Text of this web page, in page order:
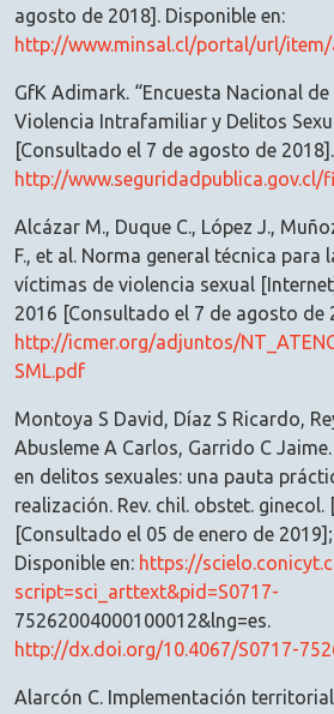
agosto de 2018]. Disponible en:
http://www.minsal.cl/portal/url/item/
GfK Adimark. “Encuesta Nacional
Violencia Intrafamiliar y Delitos
[Consultado el 7 de agosto de
http://www.seguridadpublica.gov.cl/filesapp/
Alcázar M., Duque C., López J.,
F., et al. Norma general técnica para
víctimas de violencia sexual
2016 [Consultado el 7 de agosto de
http://icmer.org/adjuntos/
SML.pdf
Montoya S David, Díaz S Ricardo,
Abusleme A Carlos, Garrido C
en delitos sexuales: una pauta
realización. Rev. chil. obstet.
[Consultado el 05 de enero de
Disponible en: https://
script=sci_arttext&pid=S0717-
75262004000100012&lng=es.
http://dx.doi.org/10.4067/S0717-
Alarcón C. Implementación